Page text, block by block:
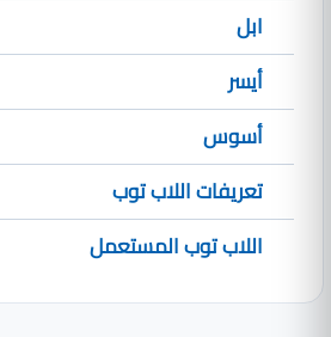
ابل
أيسر
أسوس
تعريفات اللاب توب
اللاب توب المستعمل